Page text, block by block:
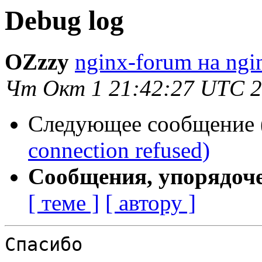
Debug log
OZzzy nginx-forum на
Чт Окт 1 21:42:27 UTC
Следующее сообщение
connection refused)
Сообщения,
[ теме ] [ автору ]
Спасибо